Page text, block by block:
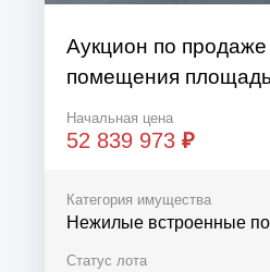
Аукцион по
помещения
по адресу: Санкт-
проспект
Начальная цена
52 839 973 ₽
Категория имущества
Нежилые встроенные
Статус лота